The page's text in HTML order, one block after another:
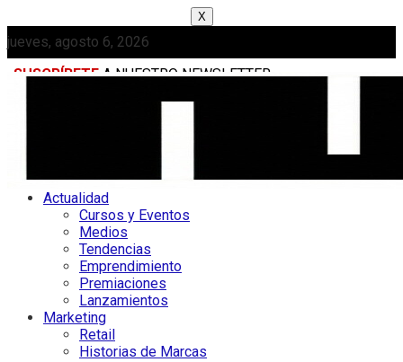
X
jueves, agosto 6, 2026
SUSCRÍBETE A NUESTRO NEWSLETTER
Actualidad
Cursos y Eventos
Medios
Tendencias
Emprendimiento
Premiaciones
Lanzamientos
Marketing
Retail
Historias de Marcas